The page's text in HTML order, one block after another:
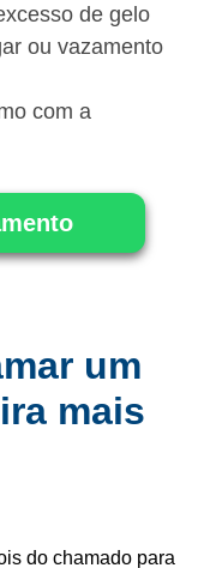
de gelo
ou vazamento
com a
um
mais
do chamado para